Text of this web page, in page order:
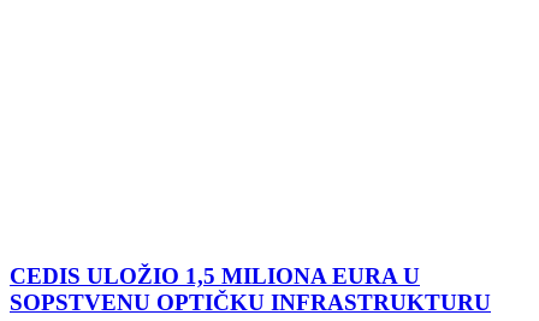
CEDIS ULOŽIO 1,5 MILIONA EURA U
SOPSTVENU OPTIČKU INFRASTRUKTURU